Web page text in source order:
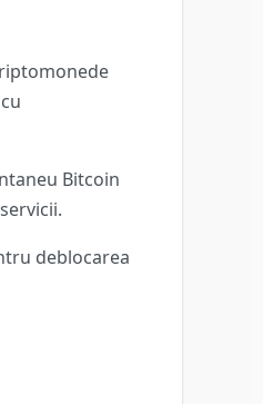
Bitcoin
deblocarea